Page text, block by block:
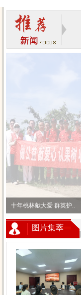
十年桃林献大爱 群英护..
图片集萃